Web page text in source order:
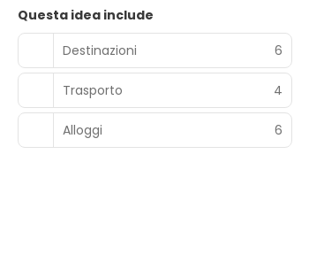
Questa idea include
Destinazioni
6
Trasporto 4
Alloggi 6